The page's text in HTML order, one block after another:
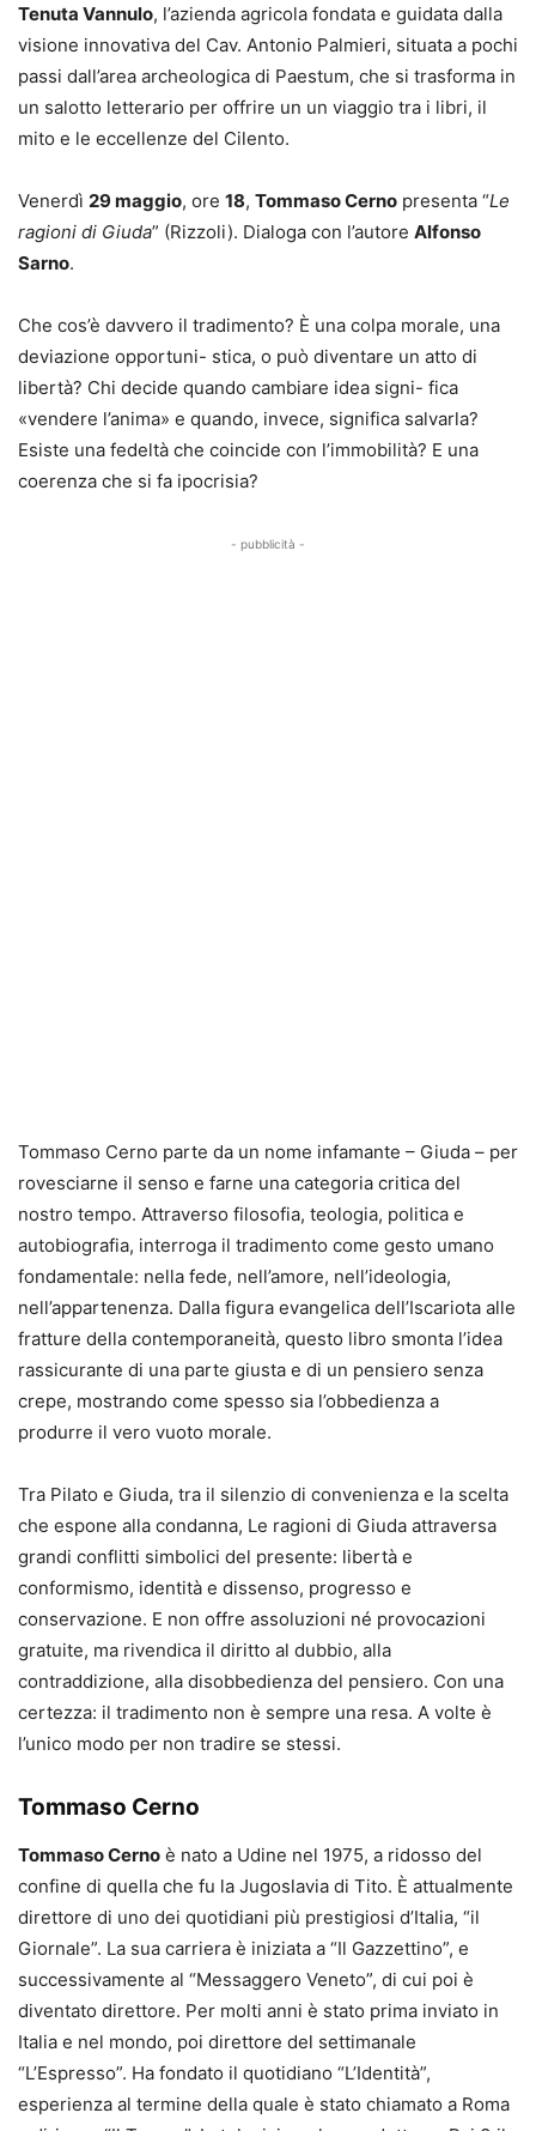
Tenuta Vannulo, l’azienda agricola fondata e guidata dalla
visione innovativa del Cav. Antonio Palmieri, situata a pochi
passi dall’area archeologica di Paestum, che si trasforma in
un salotto letterario per offrire un un viaggio tra i libri, il
mito e le eccellenze del Cilento.
Venerdì 29 maggio, ore 18, Tommaso Cerno presenta “Le
ragioni di Giuda” (Rizzoli). Dialoga con l’autore Alfonso
Sarno.
Che cos’è davvero il tradimento? È una colpa morale, una
deviazione opportuni- stica, o può diventare un atto di
libertà? Chi decide quando cambiare idea signi- fica
«vendere l’anima» e quando, invece, significa salvarla?
Esiste una fedeltà che coincide con l’immobilità? E una
coerenza che si fa ipocrisia?
- pubblicità -
Tommaso Cerno parte da un nome infamante – Giuda – per
rovesciarne il senso e farne una categoria critica del
nostro tempo. Attraverso filosofia, teologia, politica e
autobiografia, interroga il tradimento come gesto umano
fondamentale: nella fede, nell’amore, nell’ideologia,
nell’appartenenza. Dalla figura evangelica dell’Iscariota alle
fratture della contemporaneità, questo libro smonta l’idea
rassicurante di una parte giusta e di un pensiero senza
crepe, mostrando come spesso sia l’obbedienza a
produrre il vero vuoto morale.
Tra Pilato e Giuda, tra il silenzio di convenienza e la scelta
che espone alla condanna, Le ragioni di Giuda attraversa
grandi conflitti simbolici del presente: libertà e
conformismo, identità e dissenso, progresso e
conservazione. E non offre assoluzioni né provocazioni
gratuite, ma rivendica il diritto al dubbio, alla
contraddizione, alla disobbedienza del pensiero. Con una
certezza: il tradimento non è sempre una resa. A volte è
l’unico modo per non tradire se stessi.
Tommaso Cerno
Tommaso Cerno è nato a Udine nel 1975, a ridosso del
confine di quella che fu la Jugoslavia di Tito. È attualmente
direttore di uno dei quotidiani più prestigiosi d’Italia, “il
Giornale”. La sua carriera è iniziata a “Il Gazzettino”, e
successivamente al “Messaggero Veneto”, di cui poi è
diventato direttore. Per molti anni è stato prima inviato in
Italia e nel mondo, poi direttore del settimanale
“L’Espresso”. Ha fondato il quotidiano “L’Identità”,
esperienza al termine della quale è stato chiamato a Roma